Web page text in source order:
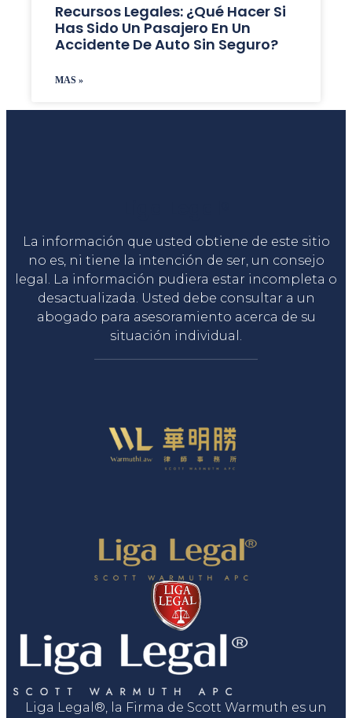
Recursos Legales: ¿Qué Hacer Si
Has Sido Un Pasajero En Un
Accidente De Auto Sin Seguro?
MAS »
La información que usted obtiene de este sitio
no es, ni tiene la intención de ser, un consejo
legal. La información pudiera estar incompleta o
desactualizada. Usted debe consultar a un
abogado para asesoramiento acerca de su
situación individual.
Liga Legal®, la Firma de Scott Warmuth es un